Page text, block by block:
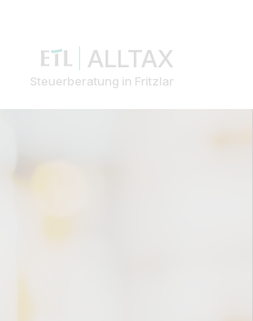
ALLTAX
Steuerberatung in Fritzlar